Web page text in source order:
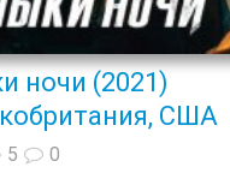
ночи (2021)
США
5 0